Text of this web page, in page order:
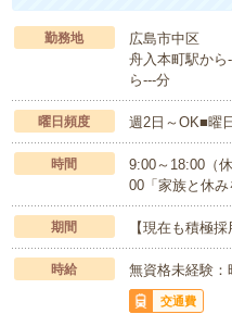
勤務地
広島市中区
舟入本町駅から
ら---分
曜日頻度 週2日～OK■曜
時間
9:00～18:00（
00「家族と休
期間 【現在も積極
時給 無資格未経験
交通費